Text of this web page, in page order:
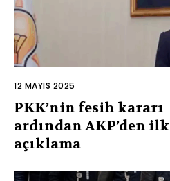
12 MAYIS 2025
PKK’nin fesih kararı
ardından AKP’den ilk
açıklama